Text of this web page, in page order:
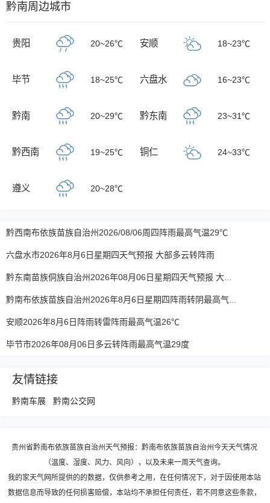
黔南周边城市
贵阳 20~26℃ 安顺 18~23℃
毕节 18~25℃ 六盘水 16~23℃
黔南 20~29℃ 黔东南 23~31℃
黔西南 19~25℃ 铜仁 24~33℃
遵义 20~28℃
黔西南布依族苗族自治州2026/08/06周四阵雨最高气温29℃
六盘水市2026年8月6日星期四天气预报 大部多云转阵雨
黔东南苗族侗族自治州2026年08月06日星期四天气预报 大部阵雨
黔南布依族苗族自治州2026年8月6日星期四阵雨转阴最高气温31度
安顺2026年8月6日阵雨转雷阵雨最高气温26℃
毕节市2026年08月06日多云转阵雨最高气温29度
友情链接
黔南车展 黔南公交网
贵州省黔南布依族苗族自治州天气预报：黔南布依族苗族自治州今天天气情况
（温度、湿度、风力、风向），以及未来一周天气查询。
我的家天气网所提供的的数据，仅供参考之用，在任何情况下，对于因使用本站
数据信息而导致的任何损害赔偿，本站均不承担任何责任，若不同意这些条款，